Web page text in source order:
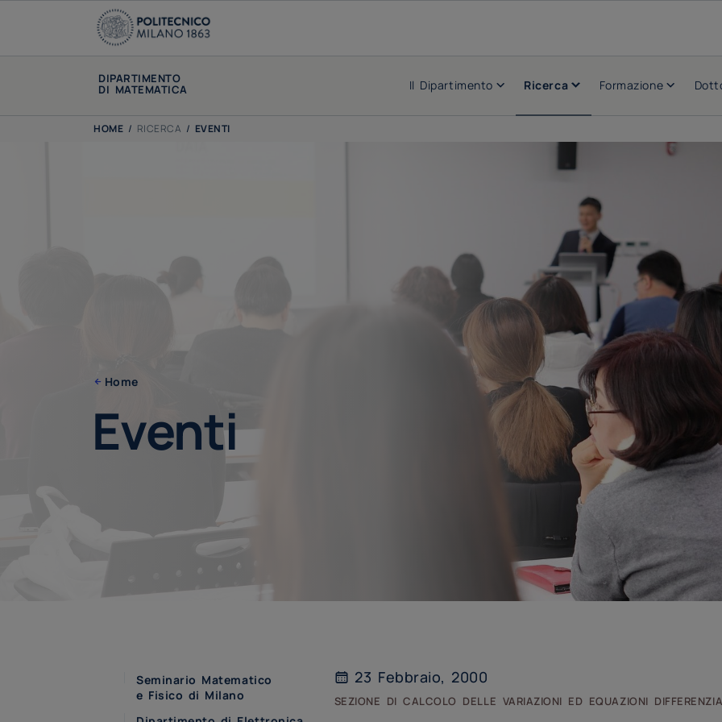
DIPARTIMENTO
DI MATEMATICA Il Dipartimento Ricerca Formazione
HOME / RICERCA / EVENTI
Home
Eventi
Seminario Matematico
e Fisico di Milano
23 Febbraio, 2000
sezione di calcolo delle variazioni ed equazioni